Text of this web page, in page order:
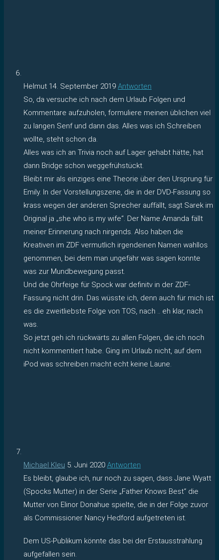
Helmut 14. September 2019 Antworten
So, da versuche ich nach dem Urlaub Folgen und
Kommentare aufzuholen, formuliere meinen üblichen viel
zu langen Senf und dann das. Alles was ich Schreiben
wollte, steht schon da.
Alles was ich an Trivia noch auf Lager gehabt hätte, hat
dann Bridge schon weggefrühstückt.
Bleibt mir als einziges eine Theorie über den Ursprung für
Emily. In der Vorstellungszene, die in der DVD-Fassung so
krass wegen der anderen Sprecher auffällt, sagt Sarek im
Original ja „she who is my wife“. Der Name Amanda fällt
meiner Erinnerung nach nirgends. Also haben die
Kreativen im ZDF vermutlich irgendeinen Namen wahllos
genommen, bei dem man ungefähr was sagen konnte
was zur Mundbewegung passt.
Und die Ohrfeige für Spock war definitv in der ZDF-
Fassung nicht drin. Das wüsste ich, denn auch für mich ist
es die zweitliebste Folge von TOS, nach .. eh klar, nach
was.
So jetzt geh ich rückwärts zu allen Folgen, die ich noch
nicht kommentiert habe. Ging im Urlaub nicht, auf dem
iPod was schreiben macht echt keine Laune.
Michael Kleu 5. Juni 2020 Antworten
Es bleibt, glaube ich, nur noch zu sagen, dass Jane Wyatt
(Spocks Mutter) in der Serie „Father Knows Best“ die
Mutter von Elinor Donahue spielte, die in der Folge zuvor
als Commissioner Nancy Hedford aufgetreten ist.
Dem US-Publikum könnte das bei der Erstausstrahlung
aufgefallen sein.